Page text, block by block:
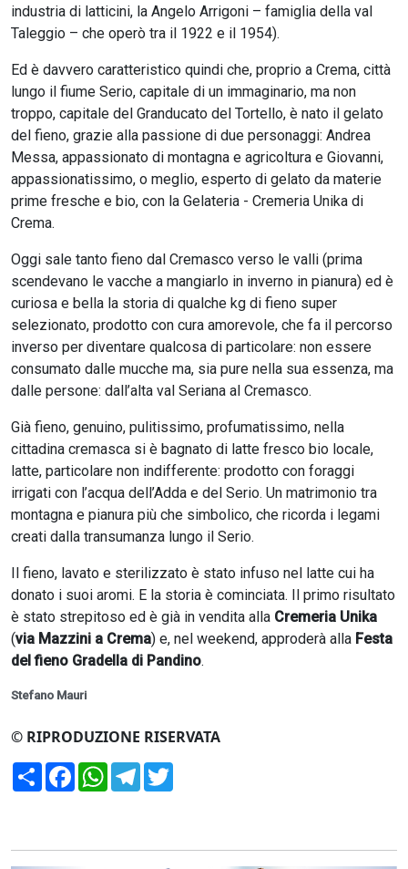
industria di latticini, la Angelo Arrigoni – famiglia della val
Taleggio – che operò tra il 1922 e il 1954).
Ed è davvero caratteristico quindi che, proprio a Crema, città
lungo il fiume Serio, capitale di un immaginario, ma non
troppo, capitale del Granducato del Tortello, è nato il gelato
del fieno, grazie alla passione di due personaggi: Andrea
Messa, appassionato di montagna e agricoltura e Giovanni,
appassionatissimo, o meglio, esperto di gelato da materie
prime fresche e bio, con la Gelateria - Cremeria Unika di
Crema.
Oggi sale tanto fieno dal Cremasco verso le valli (prima
scendevano le vacche a mangiarlo in inverno in pianura) ed è
curiosa e bella la storia di qualche kg di fieno super
selezionato, prodotto con cura amorevole, che fa il percorso
inverso per diventare qualcosa di particolare: non essere
consumato dalle mucche ma, sia pure nella sua essenza, ma
dalle persone: dall’alta val Seriana al Cremasco.
Già fieno, genuino, pulitissimo, profumatissimo, nella
cittadina cremasca si è bagnato di latte fresco bio locale,
latte, particolare non indifferente: prodotto con foraggi
irrigati con l’acqua dell’Adda e del Serio. Un matrimonio tra
montagna e pianura più che simbolico, che ricorda i legami
creati dalla transumanza lungo il Serio.
Il fieno, lavato e sterilizzato è stato infuso nel latte cui ha
donato i suoi aromi. E la storia è cominciata. Il primo risultato
è stato strepitoso ed è già in vendita alla Cremeria Unika
(via Mazzini a Crema) e, nel weekend, approderà alla Festa
del fieno Gradella di Pandino.
Stefano Mauri
© RIPRODUZIONE RISERVATA
CondividiFacebookWhatsApp
Telegram